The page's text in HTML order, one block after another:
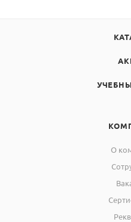
О